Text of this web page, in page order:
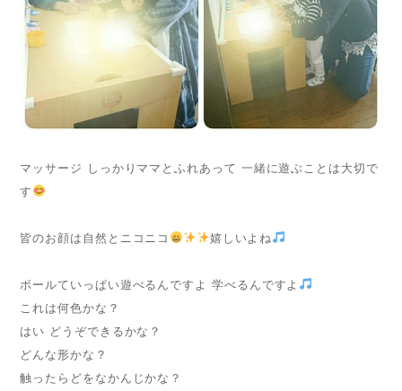
マッサージ しっかりママとふれあって 一緒に遊ぶことは大切で
す
皆のお顔は自然とニコニコ 嬉しいよね
ボールていっぱい遊べるんですよ 学べるんですよ
これは何色かな？
はい どうぞできるかな？
どんな形かな？
触ったらどをなかんじかな？